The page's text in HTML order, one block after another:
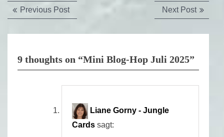
Beitragsnavigation
Previous PostPrevious
post:
Next PostNext
post:
9 thoughts on “Mini Blog-Hop Juli 2025”
Liane Gorny - Jungle
Cards sagt: